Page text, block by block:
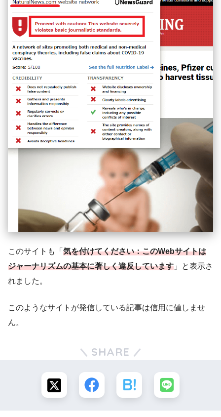
このサイトも「 気を付けてください：このWebサイトは
ジャーナリズムの基本に著しく違反しています 」と表示さ
れました。
このようなサイトが発信している記事は信用に値しませ
ん。
SHARE